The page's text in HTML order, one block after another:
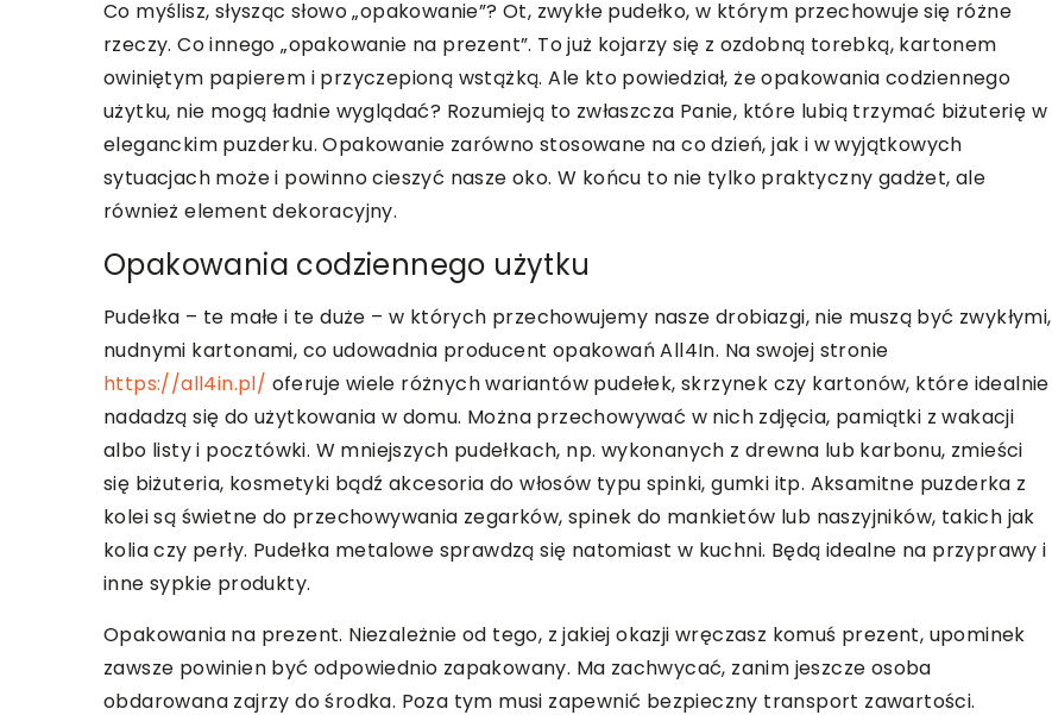
Co myślisz, słysząc słowo „opakowanie”? Ot, zwykłe pudełko, w którym przechowuje się różne
rzeczy. Co innego „opakowanie na prezent”. To już kojarzy się z ozdobną torebką, kartonem
owiniętym papierem i przyczepioną wstążką. Ale kto powiedział, że opakowania codziennego
użytku, nie mogą ładnie wyglądać? Rozumieją to zwłaszcza Panie, które lubią trzymać biżuterię w
eleganckim puzderku. Opakowanie zarówno stosowane na co dzień, jak i w wyjątkowych
sytuacjach może i powinno cieszyć nasze oko. W końcu to nie tylko praktyczny gadżet, ale
również element dekoracyjny.
Opakowania codziennego użytku
Pudełka – te małe i te duże – w których przechowujemy nasze drobiazgi, nie muszą być zwykłymi,
nudnymi kartonami, co udowadnia producent opakowań All4In. Na swojej stronie
https://all4in.pl/ oferuje wiele różnych wariantów pudełek, skrzynek czy kartonów, które idealnie
nadadzą się do użytkowania w domu. Można przechowywać w nich zdjęcia, pamiątki z wakacji
albo listy i pocztówki. W mniejszych pudełkach, np. wykonanych z drewna lub karbonu, zmieści
się biżuteria, kosmetyki bądź akcesoria do włosów typu spinki, gumki itp. Aksamitne puzderka z
kolei są świetne do przechowywania zegarków, spinek do mankietów lub naszyjników, takich jak
kolia czy perły. Pudełka metalowe sprawdzą się natomiast w kuchni. Będą idealne na przyprawy i
inne sypkie produkty.
Opakowania na prezent. Niezależnie od tego, z jakiej okazji wręczasz komuś prezent, upominek
zawsze powinien być odpowiednio zapakowany. Ma zachwycać, zanim jeszcze osoba
obdarowana zajrzy do środka. Poza tym musi zapewnić bezpieczny transport zawartości.